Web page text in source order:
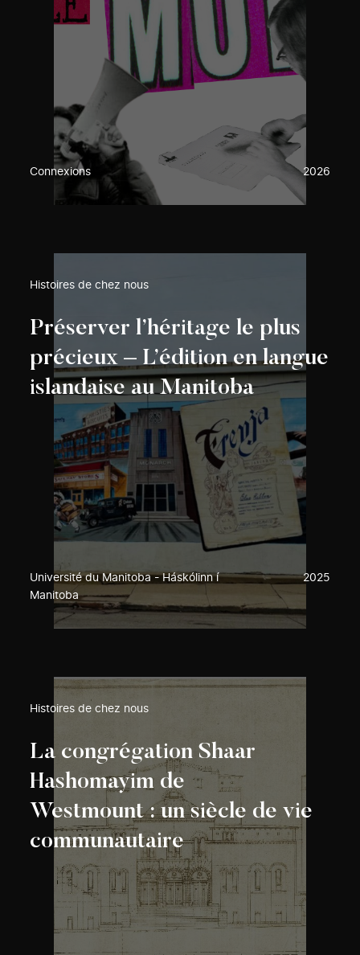
Connexions 2026
Histoires de chez nous
Préserver l’héritage le plus
précieux – L’édition en langue
islandaise au Manitoba
Université du Manitoba - Háskólinn í
Manitoba
2025
Histoires de chez nous
La congrégation Shaar
Hashomayim de
Westmount : un siècle de vie
communautaire